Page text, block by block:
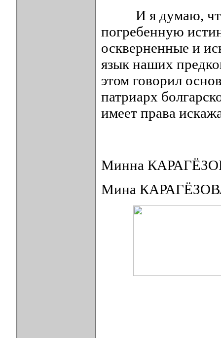
И я думаю, что
погребенную
оскверненные и
язык наших
этом говорил
патриарх
имеет права
Минна
Мина